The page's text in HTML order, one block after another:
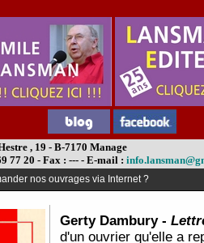
, 19 - B-7170 Manage
77 20 - Fax : --- - E-mail :
nos ouvrages via Internet ?
Gerty Dambury -
d'un ouvrier qu'elle a